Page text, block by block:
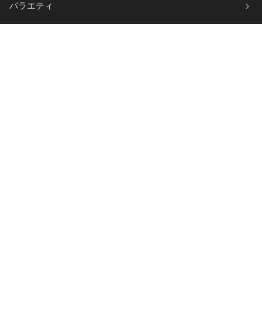
バラエティ